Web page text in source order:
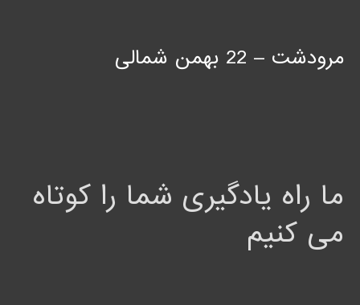
مرودشت – 22 بهمن شمالی
ما راه یادگیری شما را کوتاه
می کنیم